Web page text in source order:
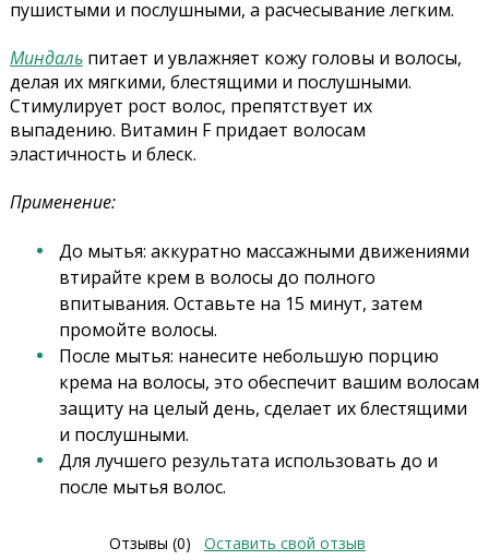
пушистыми и послушными, а расчесывание легким.
Миндальпитает и увлажняет кожу головы и волосы,
делая их мягкими, блестящими и послушными.
Стимулирует рост волос, препятствует их
выпадению. Витамин F придает волосам
эластичность и блеск.
Применение:
До мытья: аккуратно массажными движениями
втирайте крем в волосы до полного
впитывания. Оставьте на 15 минут, затем
промойте волосы.
После мытья: нанесите небольшую порцию
крема на волосы, это обеспечит вашим волосам
защиту на целый день, сделает их блестящими
и послушными.
Для лучшего результата использовать до и
после мытья волос.
Отзывы (0) Оставить свой отзыв